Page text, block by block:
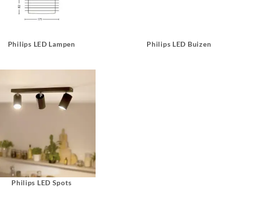
Philips LED Lampen Philips LED Buizen
Philips LED Spots